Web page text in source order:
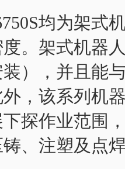
均为架式
。架式机器
），并且能
，该系列机
探作业范围
、注塑及点